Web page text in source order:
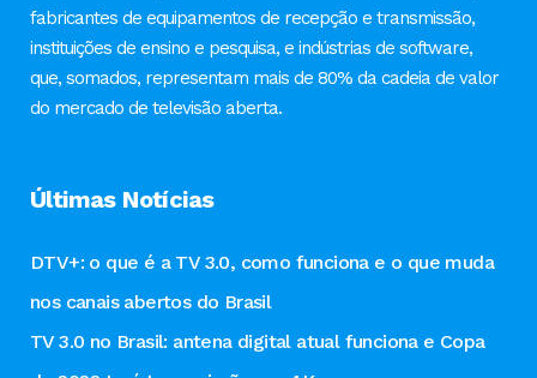
fabricantes de equipamentos de recepção e transmissão,
instituições de ensino e pesquisa, e indústrias de software,
que, somados, representam mais de 80% da cadeia de valor
do mercado de televisão aberta.
Últimas Notícias
DTV+: o que é a TV 3.0, como funciona e o que muda
nos canais abertos do Brasil
TV 3.0 no Brasil: antena digital atual funciona e Copa